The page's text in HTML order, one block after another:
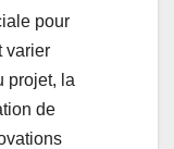
pour
varier
projet, la
de